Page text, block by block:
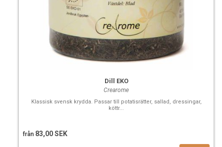
Dill EKO
Crearome
Klassisk svensk krydda. Passar till potatisrätter, sallad, dressingar,
köttr...
från 83,00 SEK